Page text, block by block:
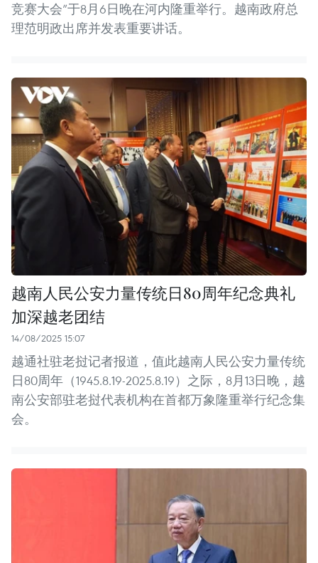
竞赛大会”于8月6日晚在河内隆重举行。越南政府总
理范明政出席并发表重要讲话。
越南人民公安力量传统日80周年纪念典礼
加深越老团结
14/08/2025 15:07
越通社驻老挝记者报道，值此越南人民公安力量传统
日80周年（1945.8.19-2025.8.19）之际，8月13日晚，越
南公安部驻老挝代表机构在首都万象隆重举行纪念集
会。